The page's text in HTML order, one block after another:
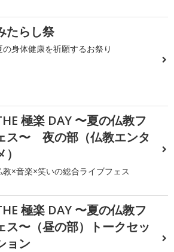
たらし祭
の身体健康を祈願するお祭り
極楽 DAY 〜夏の仏教フ
ス〜 夜の部（仏教エンタ
）
教×音楽×笑いの総合ライブフェス
極楽 DAY 〜夏の仏教フ
ス〜（昼の部）トークセッ
ョン